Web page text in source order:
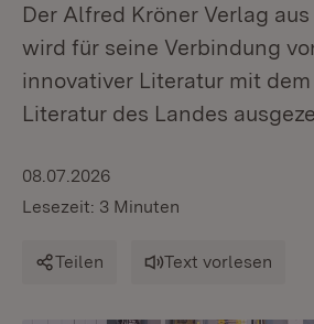
Der Alfred Kröner Verlag
wird für seine Verbindung
innovativer Literatur mit
Literatur des Landes
08.07.2026
Lesezeit: 3 Minuten
Teilen Text vorlesen